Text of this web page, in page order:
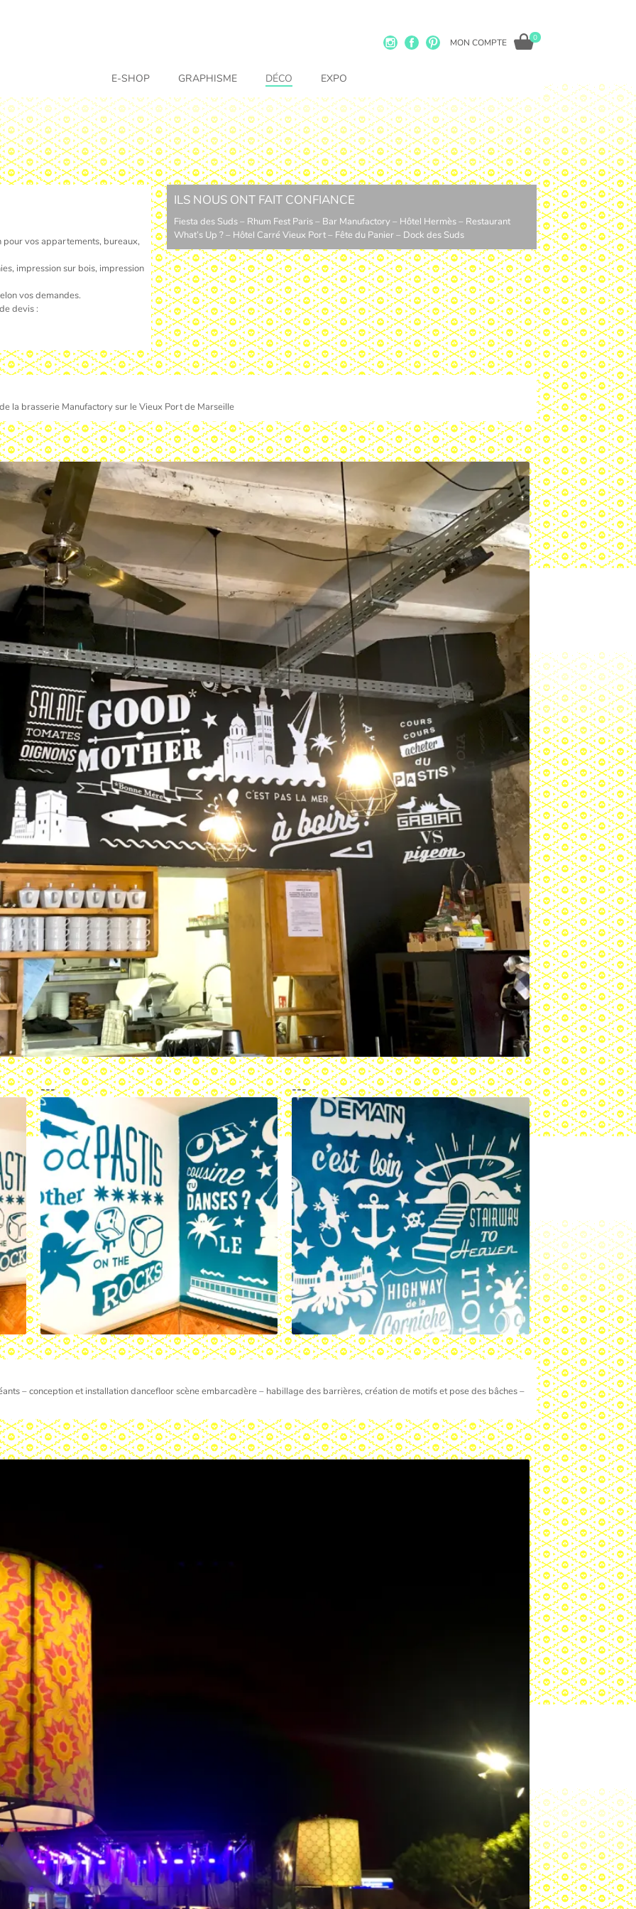
MON COMPTE 0
E-SHOP GRAPHISME DÉCO EXPO
vos appartements, bureaux,
impression sur bois, impression
vos demandes.
devis :
ILS NOUS ONT FAIT CONFIANCE
Fiesta des Suds – Rhum Fest Paris – Bar Manufactory – Hôtel Hermès – Restaurant
What’s Up ? – Hôtel Carré Vieux Port – Fête du Panier – Dock des Suds
la brasserie Manufactory sur le Vieux Port de Marseille
--- ---
– conception et installation dancefloor scène embarcadère – habillage des barrières, création de motifs et pose des bâches –